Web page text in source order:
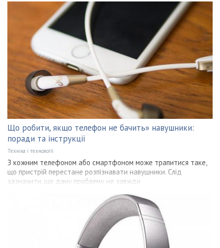
Що робити, якщо телефон не бачить» навушники:
поради та інструкції
Техніка і технології
З кожним телефоном або смартфоном може трапитися таке,
що пристрій перестане розпізнавати навушники. Слід
зазначити, що дану проблему не завжди